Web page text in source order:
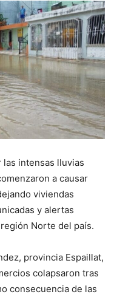
las intensas lluvias
a causar
viviendas
y alertas
Norte del país.
provincia Espaillat,
colapsaron tras
consecuencia de las